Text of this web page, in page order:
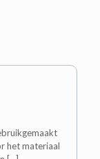
het materiaal